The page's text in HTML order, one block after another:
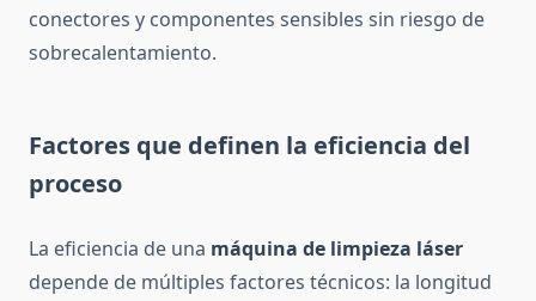
conectores y componentes sensibles sin riesgo de
sobrecalentamiento.
Factores que definen la eficiencia del
proceso
La eficiencia de una máquina de limpieza láser
depende de múltiples factores técnicos: la longitud